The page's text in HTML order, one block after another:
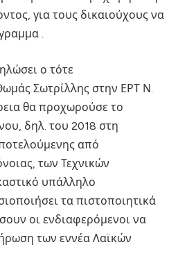
για τους δικαιούχους να
.
ο τότε
Σωτρίλλης στην ΕΡΤ Ν.
θα προχωρούσε το
δηλ. του 2018 στη
από
των Τεχνικών
υπάλληλο
τα πιστοποιητικά
οι ενδιαφερόμενοι να
των εννέα Λαϊκών